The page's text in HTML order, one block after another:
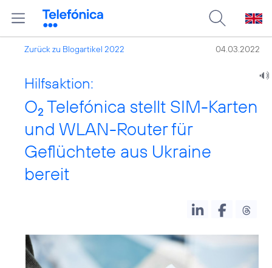
Zurück zu Blogartikel 2022 04.03.2022
Hilfsaktion:
O2 Telefónica stellt SIM-Karten
und WLAN-Router für
Geflüchtete aus Ukraine
bereit